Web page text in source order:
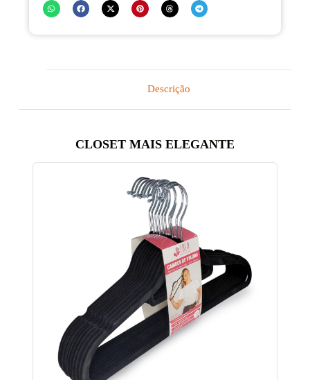
Descrição
CLOSET MAIS ELEGANTE